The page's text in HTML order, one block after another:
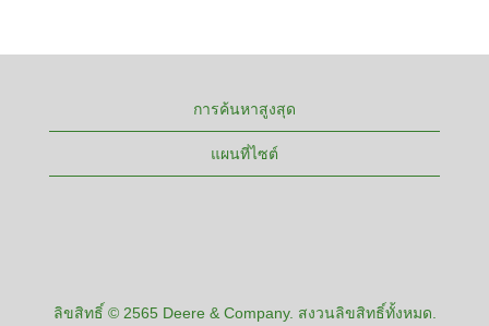
การค้นหาสูงสุด
แผนที่ไซต์
ลิขสิทธิ์ © 2565 Deere & Company. สงวนลิขสิทธิ์ทั้งหมด.